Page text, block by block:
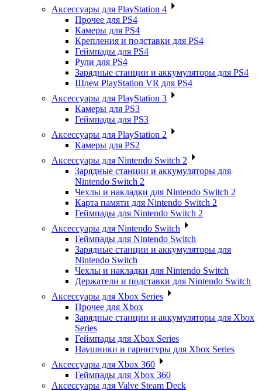
Аксессуары для PlayStation 4
Прочее для PS4
Камеры для PS4
Крепления и подставки для PS4
Геймпады для PS4
Рули для PS4
Зарядные станции и аккумуляторы для PS4
Шлем PlayStation VR для PS4
Аксессуары для PlayStation 3
Камеры для PS3
Геймпады для PS3
Аксессуары для PlayStation 2
Камеры для PS2
Аксессуары для Nintendo Switch 2
Зарядные станции и аккумуляторы для
Nintendo Switch 2
Чехлы и накладки для Nintendo Switch 2
Карта памяти для Nintendo Switch 2
Геймпады для Nintendo Switch 2
Аксессуары для Nintendo Switch
Геймпады для Nintendo Switch
Зарядные станции и аккумуляторы для
Nintendo Switch
Чехлы и накладки для Nintendo Switch
Держатели и подставки для Nintendo Switch
Аксессуары для Xbox Series
Прочее для Xbox
Зарядные станции и аккумуляторы для Xbox
Series
Геймпады для Xbox Series
Наушники и гарнитуры для Xbox Series
Аксессуары для Xbox 360
Геймпады для Xbox 360
Аксессуары для Valve Steam Deck